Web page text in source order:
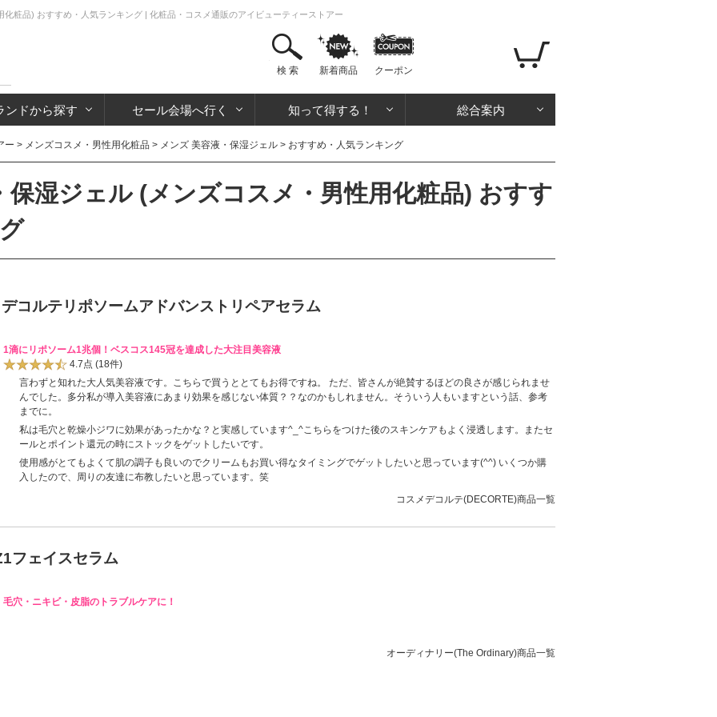
粧品) おすすめ・人気ランキング | 化粧品・コスメ通販のアイビューティーストアー
検 索 新着商品 クーポン
ンドから探す セール会場へ行く 知って得する！ 総合案内
ー > メンズコスメ・男性用化粧品 > メンズ 美容液・保湿ジェル > おすすめ・人気ランキング
保湿ジェル (メンズコスメ・男性用化粧品) おすす
コルテリポソームアドバンストリペアセラム
1滴にリポソーム1兆個！ベスコス145冠を達成した大注目美容液
4.7点 (18件)
言わずと知れた大人気美容液です。こちらで買うととてもお得ですね。 ただ、皆さんが絶賛するほどの良さが感じられませ
んでした。多分私が導入美容液にあまり効果を感じない体質？？なのかもしれません。そういう人もいますという話、参考
までに。
私は毛穴と乾燥小ジワに効果があったかな？と実感しています^_^こちらをつけた後のスキンケアもよく浸透します。またセ
ールとポイント還元の時にストックをゲットしたいです。
使用感がとてもよくて肌の調子も良いのでクリームもお買い得なタイミングでゲットしたいと思っています(^^) いくつか購
入したので、周りの友達に布教したいと思っています。笑
コスメデコルテ(DECORTE)商品一覧
フェイスセラム
毛穴・ニキビ・皮脂のトラブルケアに！
オーディナリー(The Ordinary)商品一覧